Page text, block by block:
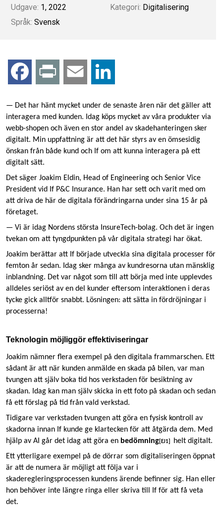
Udgave: 1, 2022
Språk: Svensk
Kategori: Digitalisering
c
e
b
o
o
k
i
n
a
i
n
k
d
n
— Det har hänt mycket under de senaste åren när det gäller att
interagera med kunden. Idag köps mycket av våra produkter via
webb-shopen och även en stor andel av skadehanteringen sker
digitalt. Min uppfattning är att det här styrs av en ömsesidig
önskan från både kund och If om att kunna interagera på ett
digitalt sätt.
Det säger Joakim Eldin, Head of Engineering och Senior Vice
President vid If P&C Insurance. Han har sett och varit med om
att driva de här de digitala förändringarna under sina 15 år på
företaget.
— Vi är idag Nordens största InsureTech-bolag. Och det är ingen
tvekan om att tyngdpunkten på vår digitala strategi har ökat.
Joakim berättar att If började utveckla sina digitala processer för
femton år sedan. Idag sker många av kundresorna utan mänsklig
inblandning. Det var något som till att börja med inte upplevdes
alldeles seriöst av en del kunder eftersom interaktionen i deras
tycke gick alltför snabbt. Lösningen: att sätta in fördröjningar i
processerna!
Teknologin möjliggör effektiviseringar
Joakim nämner flera exempel på den digitala frammarschen. Ett
sådant är att när kunden anmälde en skada på bilen, var man
tvungen att själv boka tid hos verkstaden för besiktning av
skadan. Idag kan man själv skicka in ett foto på skadan och sedan
få ett förslag på tid från vald verkstad.
Tidigare var verkstaden tvungen att göra en fysisk kontroll av
skadorna innan If kunde ge klartecken för att åtgärda dem. Med
hjälp av AI går det idag att göra en bedömning [EJ1]
helt digitalt.
Ett ytterligare exempel på de dörrar som digitaliseringen öppnat
är att de numera är möjligt att följa var i
skaderegleringsprocessen kundens ärende befinner sig. Han eller
hon behöver inte längre ringa eller skriva till If för att få veta
det.